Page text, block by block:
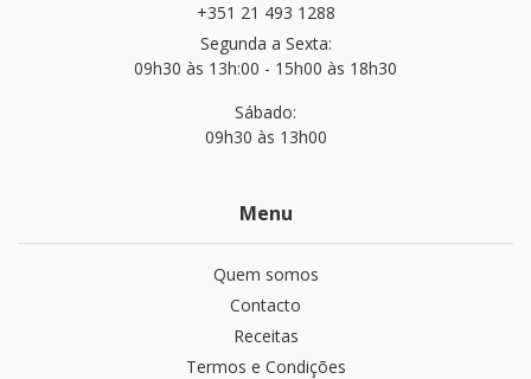
+351 21 493 1288
Segunda a Sexta:
09h30 às 13h:00 - 15h00 às 18h30
Sábado:
09h30 às 13h00
Menu
Quem somos
Contacto
Receitas
Termos e Condições